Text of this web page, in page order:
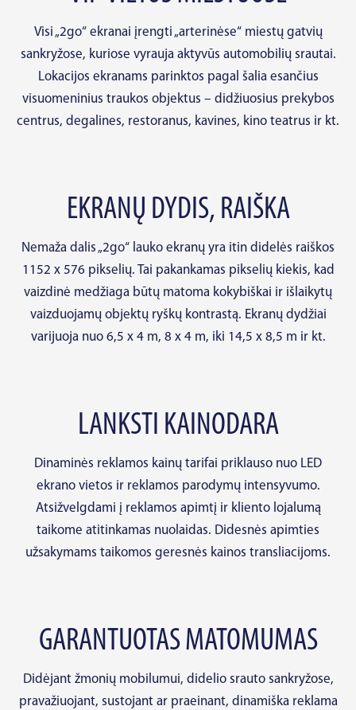
Visi „2go“ ekranai įrengti „arterinėse“ miestų gatvių
sankryžose, kuriose vyrauja aktyvūs automobilių srautai.
Lokacijos ekranams parinktos pagal šalia esančius
visuomeninius traukos objektus – didžiuosius prekybos
centrus, degalines, restoranus, kavines, kino teatrus ir kt.
EKRANŲ DYDIS, RAIŠKA
Nemaža dalis „2go“ lauko ekranų yra itin didelės raiškos
1152 x 576 pikselių. Tai pakankamas pikselių kiekis, kad
vaizdinė medžiaga būtų matoma kokybiškai ir išlaikytų
vaizduojamų objektų ryškų kontrastą. Ekranų dydžiai
varijuoja nuo 6,5 x 4 m, 8 x 4 m, iki 14,5 x 8,5 m ir kt.
LANKSTI KAINODARA
Dinaminės reklamos kainų tarifai priklauso nuo LED
ekrano vietos ir reklamos parodymų intensyvumo.
Atsižvelgdami į reklamos apimtį ir kliento lojalumą
taikome atitinkamas nuolaidas. Didesnės apimties
užsakymams taikomos geresnės kainos transliacijoms.
GARANTUOTAS MATOMUMAS
Didėjant žmonių mobilumui, didelio srauto sankryžose,
pravažiuojant, sustojant ar praeinant, dinamiška reklama